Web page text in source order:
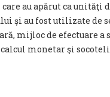
au apărut ca unităţi
şi au fost utilizate de
mijloc de efectuare
monetar şi